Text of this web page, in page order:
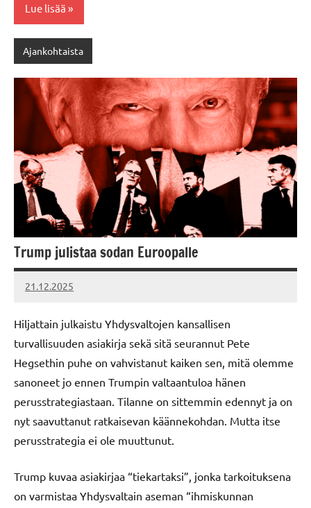
Lue lisää
Ajankohtaista
Trump julistaa sodan Euroopalle
21.12.2025
Vallankumous
Hiljattain julkaistu Yhdysvaltojen kansallisen
turvallisuuden asiakirja sekä sitä seurannut Pete
Hegsethin puhe on vahvistanut kaiken sen, mitä olemme
sanoneet jo ennen Trumpin valtaantuloa hänen
perusstrategiastaan. Tilanne on sittemmin edennyt ja on
nyt saavuttanut ratkaisevan käännekohdan. Mutta itse
perusstrategia ei ole muuttunut.
Trump kuvaa asiakirjaa “tiekartaksi”, jonka tarkoituksena
on varmistaa Yhdysvaltain aseman “ihmiskunnan